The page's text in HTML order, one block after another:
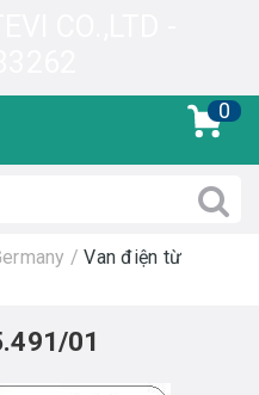
0
/Van điện từ
01